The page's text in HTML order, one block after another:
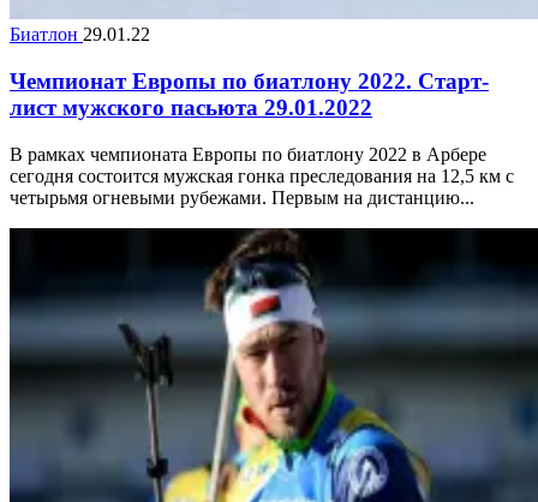
Биатлон 29.01.22
Чемпионат Европы по биатлону 2022. Старт-
лист мужского пасьюта 29.01.2022
В рамках чемпионата Европы по биатлону 2022 в Арбере
сегодня состоится мужская гонка преследования на 12,5 км с
четырьмя огневыми рубежами. Первым на дистанцию...